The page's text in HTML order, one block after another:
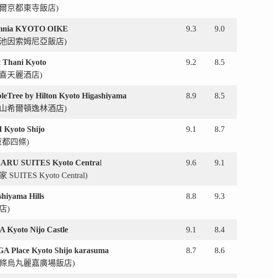
京都東寺飯店)
KYOTO OIKE
因索姆尼亞飯店)
9.3 9.0
Thani Kyoto
天麗酒店)
9.2 8.5
by Hilton Kyoto Higashiyama
希爾頓逸林酒店)
8.9 8.5
Kyoto Shijo
四條)
9.1 8.7
SUITES Kyoto Central
SUITES Kyoto Central)
9.6 9.1
Hills
)
8.8 9.3
Kyoto Nijo Castle 9.1 8.4
Place Kyoto Shijo karasuma
烏丸麗嘉廣場飯店)
8.7 8.6